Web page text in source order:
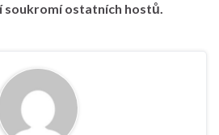
soukromí ostatních hostů.